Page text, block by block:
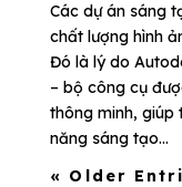
Các dự án sáng
chất lượng hình
Đó là lý do
– bộ công cụ
thông minh, giúp
năng sáng tạo...
« Older